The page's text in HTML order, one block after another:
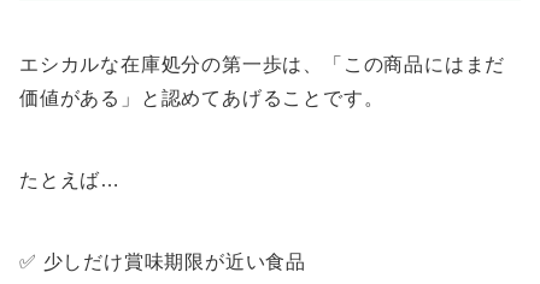
エシカルな在庫処分の第一歩は、「この商品にはまだ
価値がある」と認めてあげることです。
たとえば…
✅ 少しだけ賞味期限が近い食品